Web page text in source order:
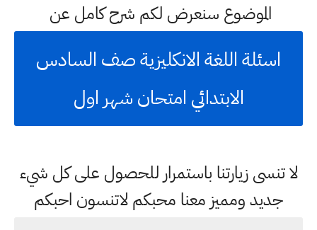
الموضوع سنعرض لكم شرح كامل عن
اسئلة اللغة الانكليزية صف السادس
الابتدائي امتحان شهر اول
لا تنسى زيارتنا باستمرار للحصول على كل شيء
جديد ومميز معنا محبكم لاتنسون احبكم